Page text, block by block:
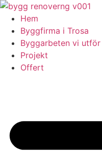
Skip
content
Hem
Byggfirma i Trosa
Byggarbeten vi utför
Projekt
Offert